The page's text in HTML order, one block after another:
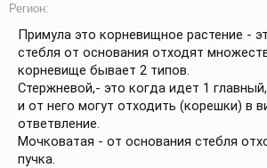
Регион:
Примула это корневищное растение -
стебля от основания отходят
корневище бывает 2 типов.
Стержневой,- это когда идет 1
и от него могут отходить (корешки) в
ответвление.
Мочковатая - от основания стебля
пучка.